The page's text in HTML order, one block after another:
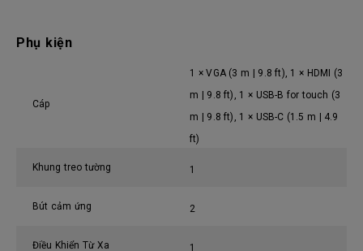
Phụ kiện
Cáp
1 × VGA (3 m | 9.8 ft), 1 × HDMI (3
m | 9.8 ft), 1 × USB-B for touch (3
m | 9.8 ft), 1 × USB-C (1.5 m | 4.9
ft)
Khung treo tường 1
Bút cảm ứng 2
Điều Khiển Từ Xa 1